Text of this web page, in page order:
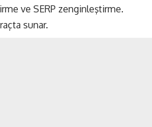
ve SERP zenginleştirme.
sunar.